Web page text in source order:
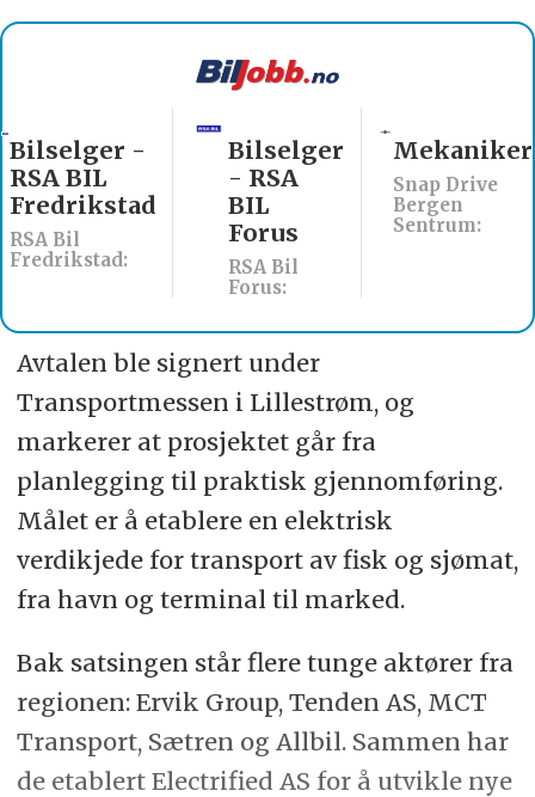
RSA Bil
Bilselger
- RSA
BIL
Forus
Snap Drive
Bergen
Sentrum:
Mekaniker
Billakkerer
søkes til
Werksta
Åsane
Avtalen ble signert under
Transportmessen i Lillestrøm, og
markerer at prosjektet går fra
planlegging til praktisk gjennomføring.
Målet er å etablere en elektrisk
verdikjede for transport av fisk og sjømat,
fra havn og terminal til marked.
Bak satsingen står flere tunge aktører fra
regionen: Ervik Group, Tenden AS, MCT
Transport, Sætren og Allbil. Sammen har
de etablert Electrified AS for å utvikle nye